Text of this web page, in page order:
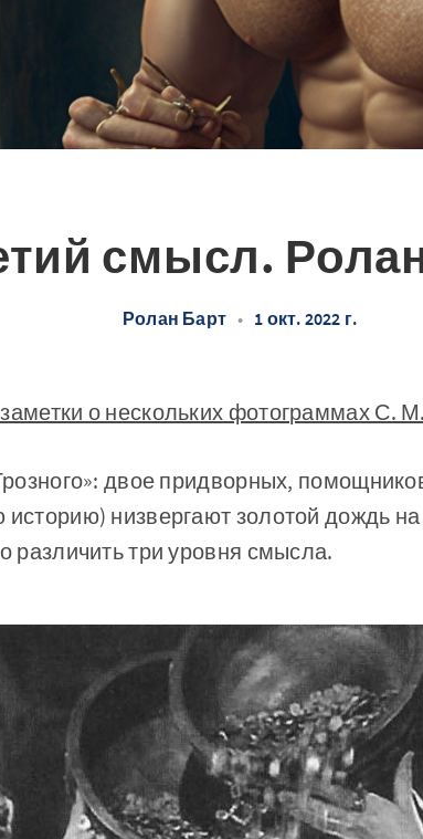
смысл.
Ролан Барт • 1 окт. 2022 г.
о нескольких фото­граммах С.
двое придворных,
низвергают золотой дождь
различить три уровня смысла.